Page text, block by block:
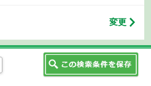
変更